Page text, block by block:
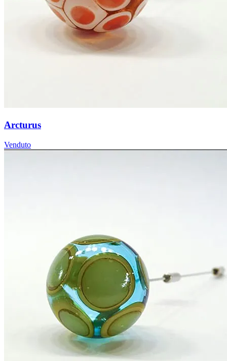
Arcturus
Venduto